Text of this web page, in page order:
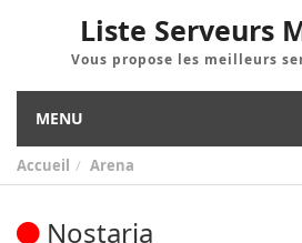
Liste Serveurs
Vous propose les meilleurs
MENU
Accueil Arena
Nostaria